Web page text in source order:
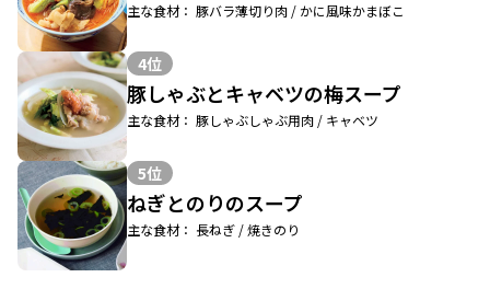
主な食材： 豚バラ薄切り肉 / かに風味かまぼこ
4位
豚しゃぶとキャベツの梅スープ
主な食材： 豚しゃぶしゃぶ用肉 / キャベツ
5位
ねぎとのりのスープ
主な食材： 長ねぎ / 焼きのり